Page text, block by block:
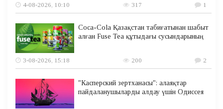
4-08-2026, 10:10
317 1
Coca-Cola Қазақстан табиғатынан шабыт
алған Fuse Tea құтыдағы сусындарының
3-08-2026, 15:18 200 2
"Касперский зертханасы": алаяқтар
пайдаланушыларды алдау үшін Одиссея